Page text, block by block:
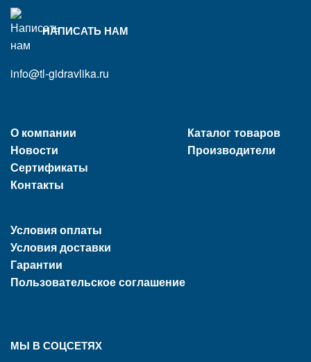
НАПИСАТЬ НАМ
info@tl-gidravlika.ru
О компании
Новости
Сертификаты
Контакты
Условия оплаты
Условия доставки
Гарантии
Пользовательское соглашение
Каталог товаров
Производители
МЫ В СОЦСЕТЯХ